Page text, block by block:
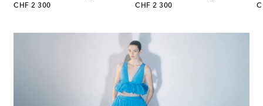
CHF 2 300
original price
CHF 2 300
original price